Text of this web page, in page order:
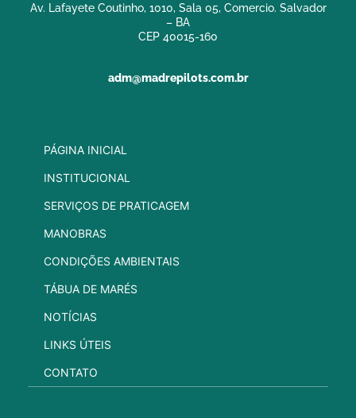
Av. Lafayete Coutinho, 1010, Sala 05, Comercio. Salvador
– BA
CEP 40015-160
adm@madrepilots.com.br
PÁGINA INICIAL
INSTITUCIONAL
SERVIÇOS DE PRATICAGEM
MANOBRAS
CONDIÇÕES AMBIENTAIS
TÁBUA DE MARÉS
NOTÍCIAS
LINKS ÚTEIS
CONTATO